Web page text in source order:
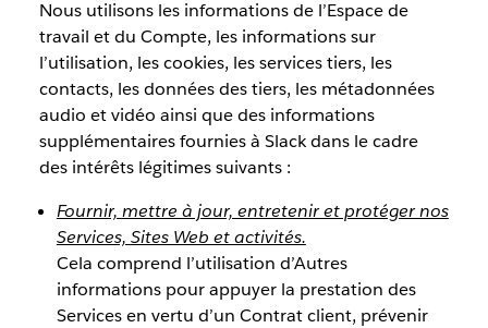
Nous utilisons les informations de l’Espace de
travail et du Compte, les informations sur
l’utilisation, les cookies, les services tiers, les
contacts, les données des tiers, les métadonnées
audio et vidéo ainsi que des informations
supplémentaires fournies à Slack dans le cadre
des intérêts légitimes suivants :
Fournir, mettre à jour, entretenir et protéger nos
Services, Sites Web et activités.
Cela comprend l’utilisation d’Autres
informations pour appuyer la prestation des
Services en vertu d’un Contrat client, prévenir